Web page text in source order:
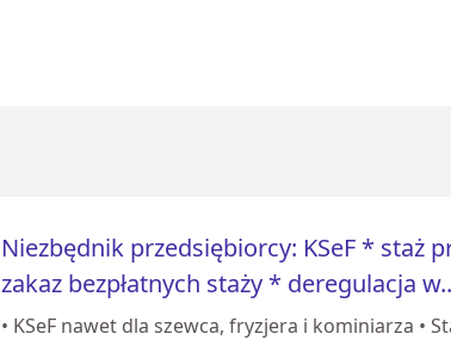
Niezbędnik przedsiębiorcy: KSeF * staż
zakaz bezpłatnych staży * deregulacja
• KSeF nawet dla szewca, fryzjera i kominiarza •